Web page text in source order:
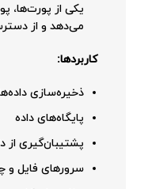
یکی از پورت‌ها،
می‌دهد و از
کاربردها:
ذخیره‌سازی
پایگاه‌های داده
پشتیبان‌گیری از
سرورهای فایل و